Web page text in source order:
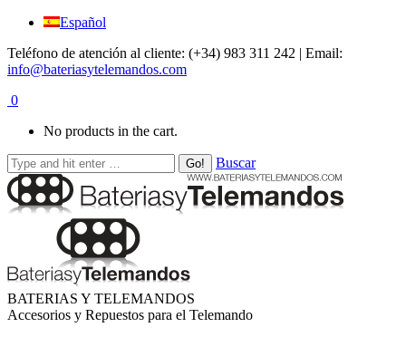
Español
Teléfono de atención al cliente: (+34) 983 311 242 | Email:
info@bateriasytelemandos.com
0
No products in the cart.
Buscar
BATERIAS Y TELEMANDOS
Accesorios y Repuestos para el Telemando